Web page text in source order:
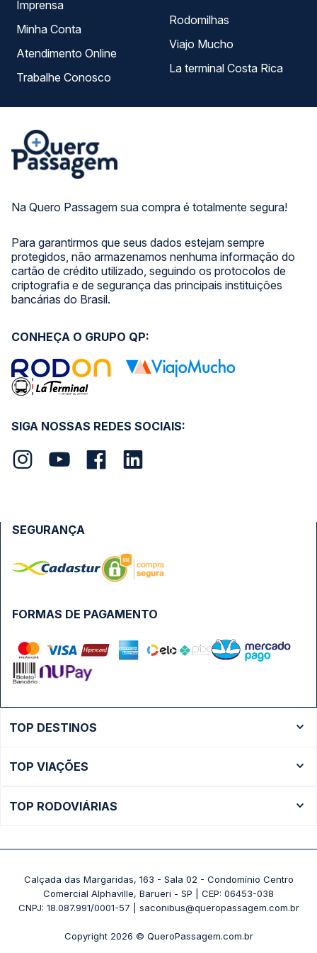
Na Quero Passagem sua compra é totalmente segura!
Para garantirmos que seus dados estejam sempre
protegidos, não armazenamos nenhuma informação do
cartão de crédito utilizado, seguindo os protocolos de
criptografia e de segurança das principais instituições
bancárias do Brasil.
Imprensa
Minha Conta
Atendimento Online
Trabalhe Conosco
Rodomilhas
Viajo Mucho
La terminal Costa Rica
SIGA NOSSAS REDES SOCIAIS:
CONHEÇA O GRUPO QP:
FORMAS DE PAGAMENTO
SEGURANÇA
TOP DESTINOS
Ônibus São Paulo
TOP VIAÇÕES
Passagens Pássaro Marron
+ Viações
TOP RODOVIÁRIAS
Rodoviária Belo Horizonte - Gov. Israel Pinheiro (Tergip)
Rodoviária Curitiba
+ Rodoviárias
Calçada das Margaridas, 163 - Sala 02 - Condomínio Centro
Comercial Alphaville, Barueri - SP | CEP: 06453-038
CNPJ: 18.087.991/0001-57 | saconibus@queropassagem.com.br
Copyright 2026 © QueroPassagem.com.br